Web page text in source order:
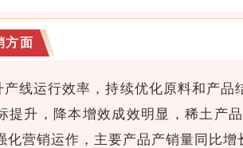
方面
产线运行效率，持续优化原料和产
提升，降本增效成效明显，稀土产
化营销运作，主要产品产销量同比增